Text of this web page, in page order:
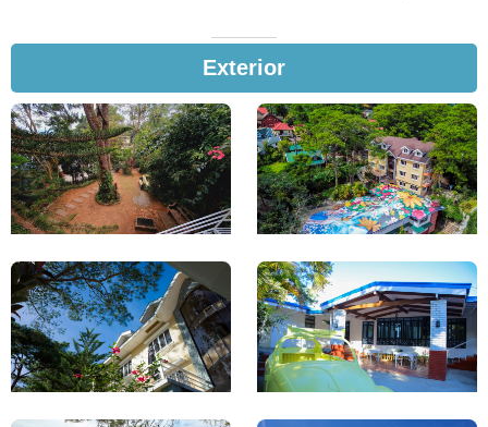
Exterior